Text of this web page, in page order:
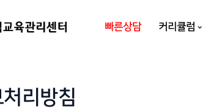
빠른상담 커리큘럼
리방침